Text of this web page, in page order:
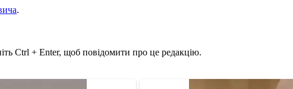
.
Ctrl + Enter, щоб повідомити про це редакцію.